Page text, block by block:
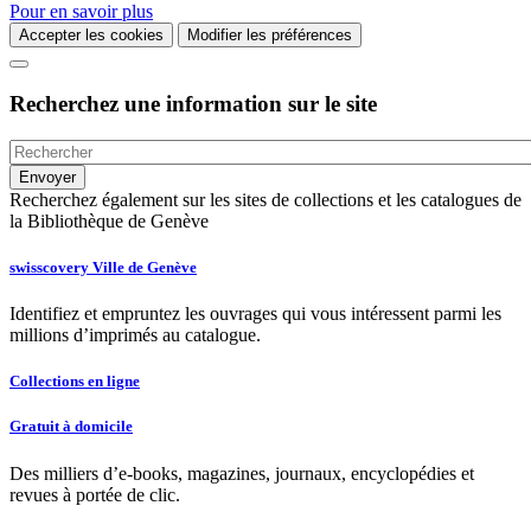
Pour en savoir plus
Accepter les cookies Modifier les préférences
Recherchez une information sur le site
Recherchez également sur les sites de collections et les catalogues de
la Bibliothèque de Genève
swisscovery Ville de Genève
Identifiez et empruntez les ouvrages qui vous intéressent parmi les
millions d’imprimés au catalogue.
Collections en ligne
Gratuit à domicile
Des milliers d’e-books, magazines, journaux, encyclopédies et
revues à portée de clic.